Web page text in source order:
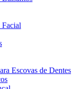
Escovas de Dentes